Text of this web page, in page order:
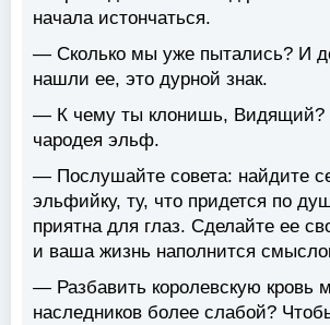
начала истончаться.
— Сколько мы уже пытались? И
нашли ее, это дурной знак.
— К чему ты клонишь, Видящий?
чародея эльф.
— Послушайте совета: найдите
эльфийку, ту, что придется по
приятна для глаз. Сделайте ее
и ваша жизнь наполнится
— Разбавить королевскую кровь
наследников более слабой?